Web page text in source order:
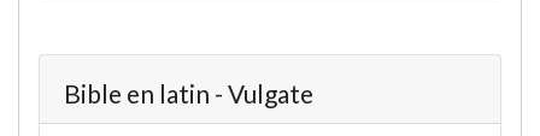
Bible en latin - Vulgate